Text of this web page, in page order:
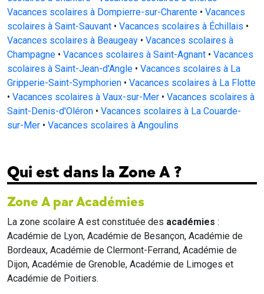
Vacances scolaires à Dompierre-sur-Charente • Vacances
scolaires à Saint-Sauvant • Vacances scolaires à Échillais •
Vacances scolaires à Beaugeay • Vacances scolaires à
Champagne • Vacances scolaires à Saint-Agnant • Vacances
scolaires à Saint-Jean-d'Angle • Vacances scolaires à La
Gripperie-Saint-Symphorien • Vacances scolaires à La Flotte
• Vacances scolaires à Vaux-sur-Mer • Vacances scolaires à
Saint-Denis-d'Oléron • Vacances scolaires à La Couarde-
sur-Mer • Vacances scolaires à Angoulins
Qui est dans la Zone A ?
Zone A par Académies
La zone scolaire A est constituée des académies :
Académie de Lyon, Académie de Besançon, Académie de
Bordeaux, Académie de Clermont-Ferrand, Académie de
Dijon, Académie de Grenoble, Académie de Limoges et
Académie de Poitiers.